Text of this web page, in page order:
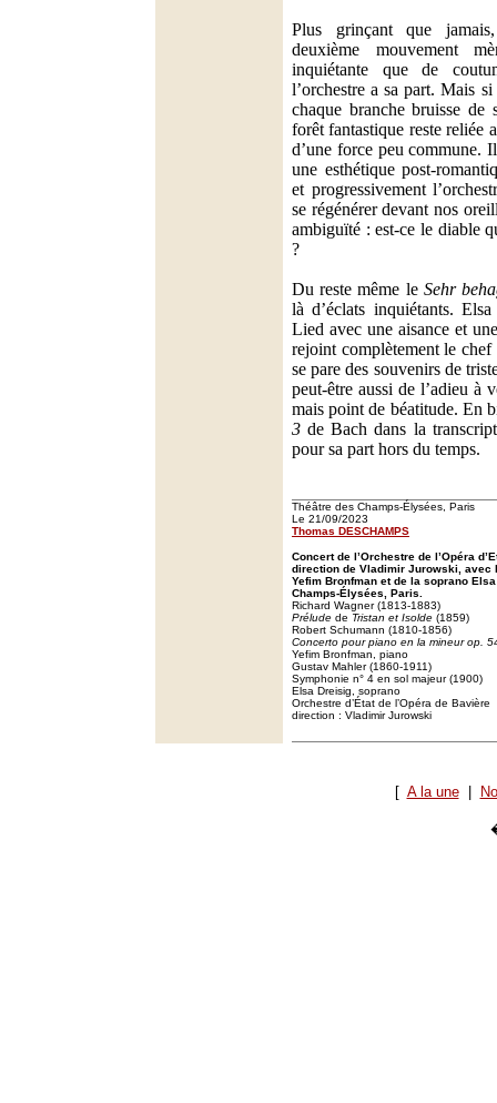
Plus grinçant que
deuxième mouvement
inquiétante que de
l’orchestre a sa part. Mais
chaque branche bruisse de
forêt fantastique reste reliée
d’une force peu commune.
une esthétique post-
et progressivement
se régénérer devant nos
ambiguïté : est-ce le diable
?
Du reste même le Sehr
là d’éclats inquiétants.
Lied avec une aisance et
rejoint complètement le
se pare des souvenirs de
peut-être aussi de l’adieu à
mais point de béatitude. En
3 de Bach dans la
pour sa part hors du temps.
Théâtre des Champs-Élysées, Paris
Le 21/09/2023
Thomas DESCHAMPS
Concert de l’Orchestre de l’Opéra
direction de Vladimir Jurowski, avec
Yefim Bronfman et de la soprano
Champs-Élysées, Paris.
Richard Wagner (1813-1883)
Prélude de Tristan et Isolde (1859)
Robert Schumann (1810-1856)
Concerto pour piano en la mineur op.
Yefim Bronfman, piano
Gustav Mahler (1860-1911)
Symphonie n° 4 en sol majeur (1900)
Elsa Dreisig, soprano
Orchestre d’État de l’Opéra de Bavière
direction : Vladimir Jurowski
[ A la une|